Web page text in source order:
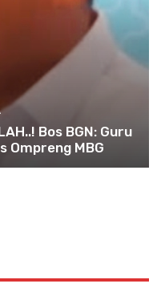
Bos BGN: Guru
Ompreng MBG